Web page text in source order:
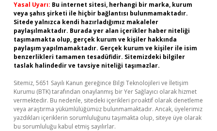
Yasal Uyarı: Bu internet sitesi, herhangi bir marka, kurum
veya şahıs şirketi ile hiçbir bağlantısı bulunmamaktadır.
Sitede yalnızca kendi hazırladığımız makaleler
paylaşılmaktadır. Burada yer alan içerikler haber niteliği
taşımamakta olup, gerçek kurum ve kişiler hakkında
paylaşım yapılmamaktadır. Gerçek kurum ve kişiler ile isim
benzerlikleri tamamen tesadüfidir. Sitemizdeki bilgiler
taslak halindedir ve tavsiye niteliği taşımazlar.
Sitemiz, 5651 Sayılı Kanun gereğince Bilgi Teknolojileri ve İletişim
Kurumu (BTK) tarafından onaylanmış bir Yer Sağlayıcı olarak hizmet
vermektedir. Bu nedenle, sitedeki içerikleri proaktif olarak denetleme
veya araştırma yükümlülüğümüz bulunmamaktadır. Ancak, üyelerimiz
yazdıkları içeriklerin sorumluluğunu taşımakta olup, siteye üye olarak
bu sorumluluğu kabul etmiş sayılırlar.